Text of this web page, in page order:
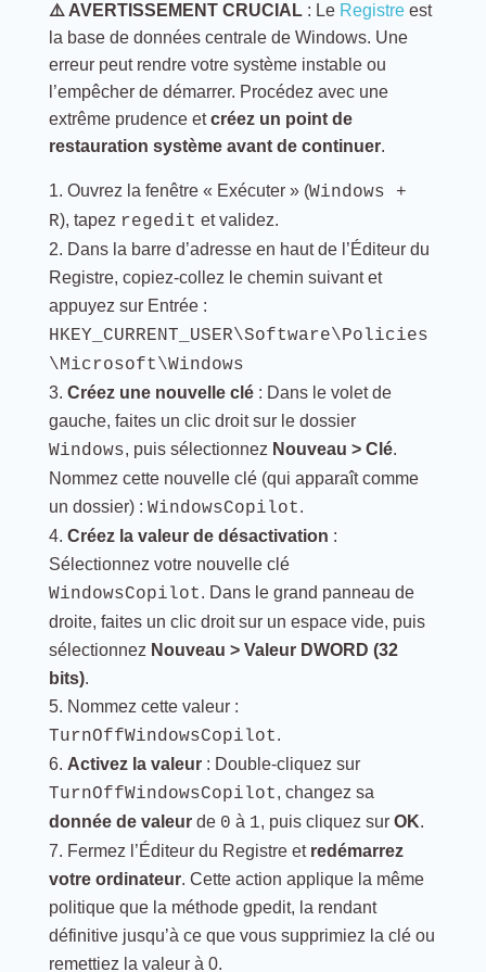
⚠️ AVERTISSEMENT CRUCIAL: Le Registreest
la base de données centrale de Windows. Une
erreur peut rendre votre système instable ou
l’empêcher de démarrer. Procédez avec une
extrême prudence etcréez un point de
restauration système avant de continuer.
Ouvrez la fenêtre « Exécuter » (Windows +
R), tapez regedit et validez.
Dans la barre d’adresse en haut de l’Éditeur du
Registre, copiez-collez le chemin suivant et
appuyez sur Entrée :
HKEY_CURRENT_USER\Software\Policies
\Microsoft\Windows
Créez une nouvelle clé: Dans le volet de
gauche, faites un clic droit sur le dossier
Windows, puis sélectionnez Nouveau > Clé.
Nommez cette nouvelle clé (qui apparaît comme
un dossier) : WindowsCopilot.
Créez la valeur de désactivation :
Sélectionnez votre nouvelle clé
WindowsCopilot. Dans le grand panneau de
droite, faites un clic droit sur un espace vide, puis
sélectionnez Nouveau > Valeur DWORD (32
bits).
Nommez cette valeur :
TurnOffWindowsCopilot.
Activez la valeur: Double-cliquez sur
TurnOffWindowsCopilot, changez sa
donnée de valeurde 0 à 1, puis cliquez sur OK.
Fermez l’Éditeur du Registre et redémarrez
votre ordinateur. Cette action applique la même
politique que la méthode gpedit, la rendant
définitive jusqu’à ce que vous supprimiez la clé ou
remettiez la valeur à 0.